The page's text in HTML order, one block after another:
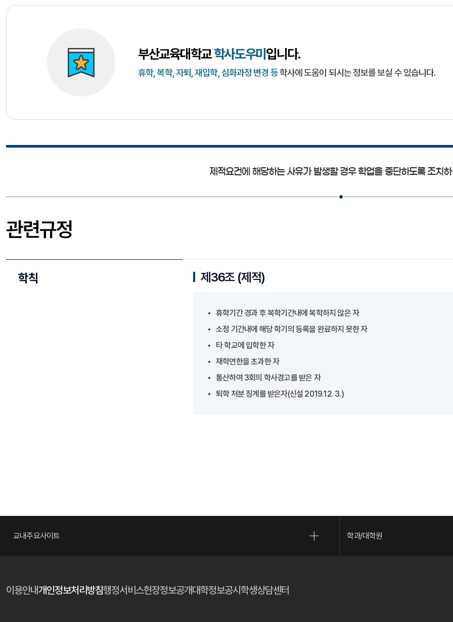
부산교육대학교학사도우미 입니다.
휴학, 복학, 자퇴, 재입학, 심화과정 변경 등학사에 도움이 되시는 정보를 보실 수 있습니다.
제적요건에 해당하는 사유가 발생할 경우 학업을 중단하도록 조치
관련규정
학칙 제36조 (제적)
휴학기간 경과 후 복학기간내에 복학하지 않은 자
소정 기간내에 해당 학기의 등록을 완료하지 못한 자
타 학교에 입학한 자
재학연한을 초과한 자
통산하여 3회의 학사경고를 받은 자
퇴학 처분 징계를 받은자(신설 2019.12. 3.)
교내주요사이트 학과/대학원
이용안내개인정보처리방침행정서비스헌장정보공개대학정보공시(새 창 열림)
학생상담센터